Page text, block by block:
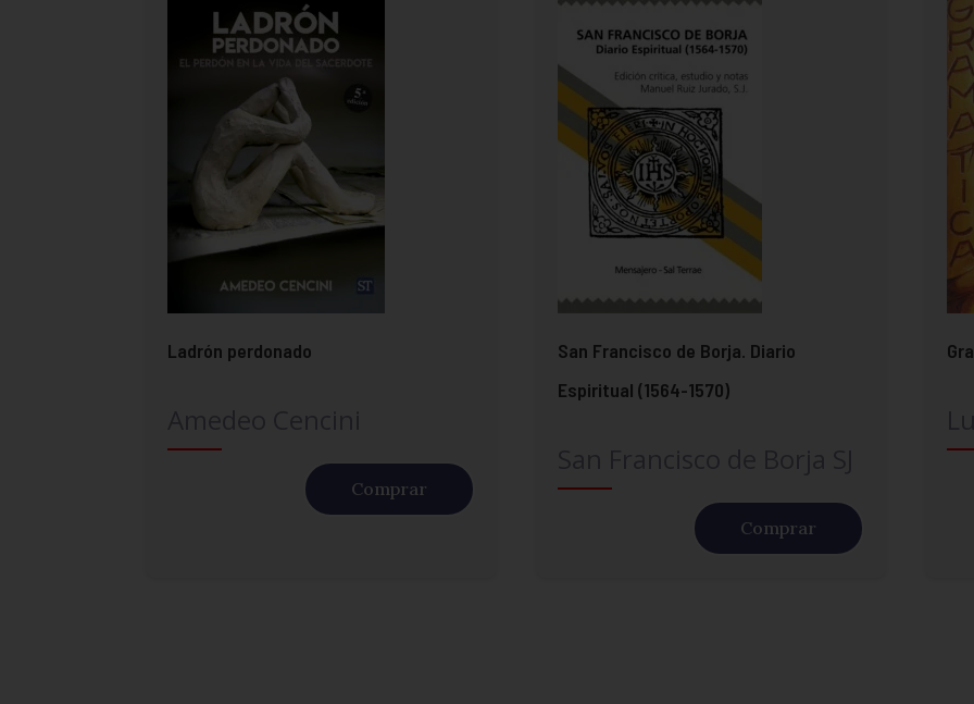
Ladrón perdonado
Comprar
San Francisco de Borja. Diario
Espiritual (1564-1570)
Comprar